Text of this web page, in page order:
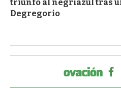
triunfo al negriazul tras
Degregorio